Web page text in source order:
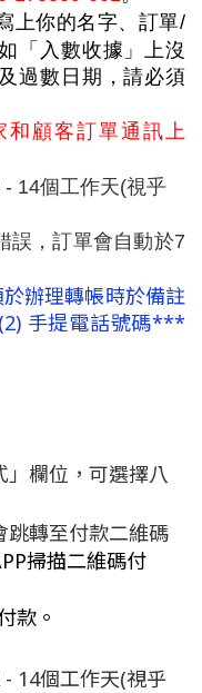
上你的名字、訂單/
「入數收據」上沒
過數日期，請必須
和顧客訂單通訊上
- 14個工作天(視乎
誤，訂單會自動於7
辦理轉帳時於備註
手提電話號碼***
欄位，可選擇八
跳轉至付款二維碼
掃描二維碼付
款。
14個工作天(視乎